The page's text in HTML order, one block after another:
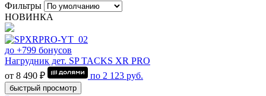
Фильтры
НОВИНКА
до +799 бонусов
Нагрудник дет. SP TACKS XR PRO
от 8 490 ₽
по 2 123 руб.
быстрый просмотр